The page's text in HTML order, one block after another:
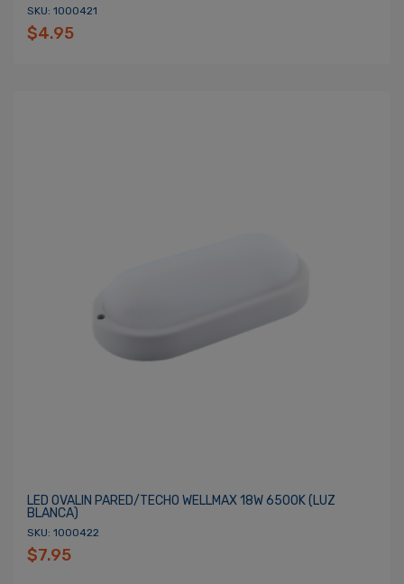
SKU: 1000421
$4.95
LED OVALIN PARED/TECHO WELLMAX 18W 6500K (LUZ
BLANCA)
SKU: 1000422
$7.95